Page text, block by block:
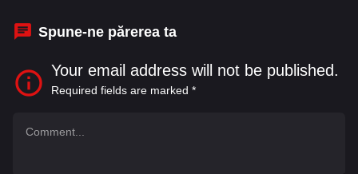
Spune-ne părerea ta
Your email address will not be published.
Required fields are marked *